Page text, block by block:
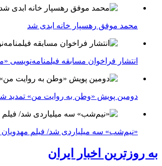
محمد موفق رهسپار خانه ابدی شد
انتشار فراخوان مسابقه
دومین پویش «وطن به روایت من» تمدید
«نیم‌شب» سه میلیاردی شد/ فیلم
به روزترین اخبار ایران